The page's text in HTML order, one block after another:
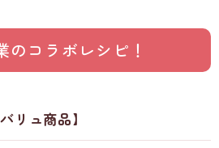
コラボレシピ！
リュ商品】